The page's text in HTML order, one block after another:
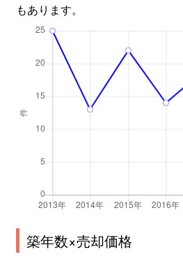
もあります。
築年数×売却価格